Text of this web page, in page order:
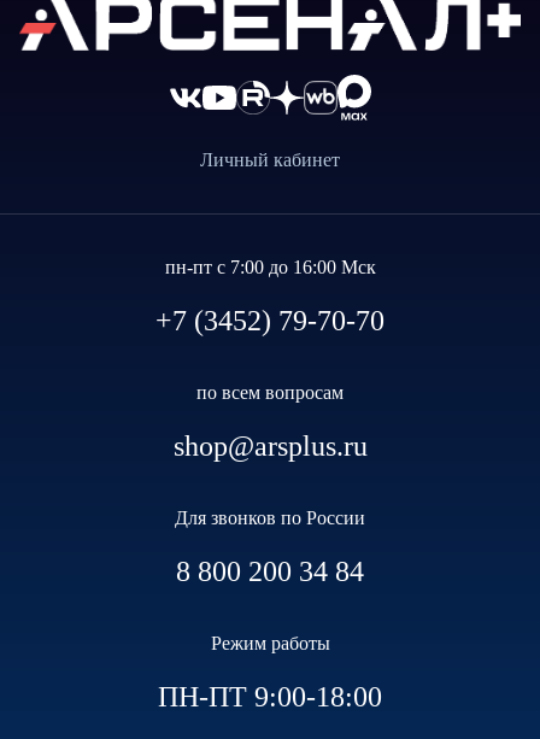
Личный кабинет
пн-пт с 7:00 до 16:00 Мск
+7 (3452) 79-70-70
по всем вопросам
shop@arsplus.ru
Для звонков по России
8 800 200 34 84
Режим работы
ПН-ПТ 9:00-18:00